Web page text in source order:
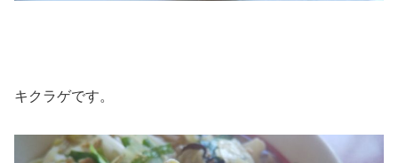
キクラゲです。